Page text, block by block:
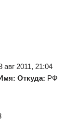
авг 2011, 21:04
Откуда: РФ